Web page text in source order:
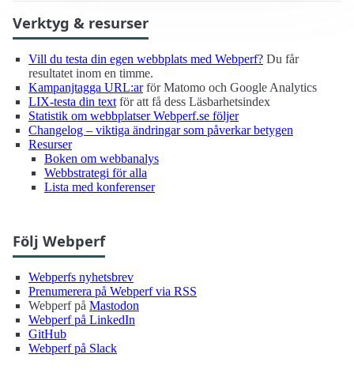
Verktyg & resurser
Vill du testa din egen webbplats med Webperf? Du får
resultatet inom en timme.
Kampanjtagga URL:arför Matomo och Google Analytics
LIX-testa din text för att få dess Läsbarhetsindex
Statistik om webbplatser Webperf.se följer
Changelog – viktiga ändringar som påverkar betygen
Resurser
Boken om webbanalys
Webbstrategi för alla
Lista med konferenser
Följ Webperf
Webperfs nyhetsbrev
Prenumerera på Webperf via RSS
Webperf på Mastodon
Webperf på LinkedIn
GitHub
Webperf på Slack